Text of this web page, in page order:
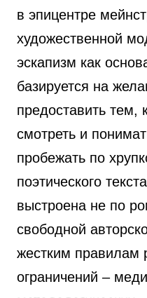
в эпицентре
художественной
эскапизм как
базируется на
предоставить тем,
смотреть и
пробежать по
поэтического
выстроена не по
свободной
жестким правилам
ограничений –